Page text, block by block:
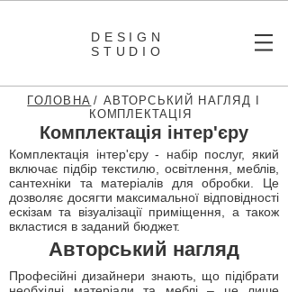
DESIGN
STUDIO
ГОЛОВНА / АВТОРСЬКИЙ НАГЛЯД І
КОМПЛЕКТАЦІЯ
Комплектація інтер'єру
Комплектація інтер'єру - набір послуг, який
включає підбір текстилю, освітлення, меблів,
сантехніки та матеріалів для обробки. Це
дозволяє досягти максимальної відповідності
ескізам та візуалізації приміщення, а також
вкластися в заданий бюджет.
Авторський нагляд
Професійні дизайнери знають, що підібрати